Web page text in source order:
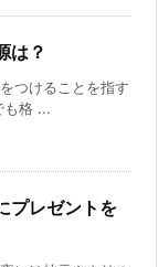
は？
つけることを指す
も格 ...
プレゼントを